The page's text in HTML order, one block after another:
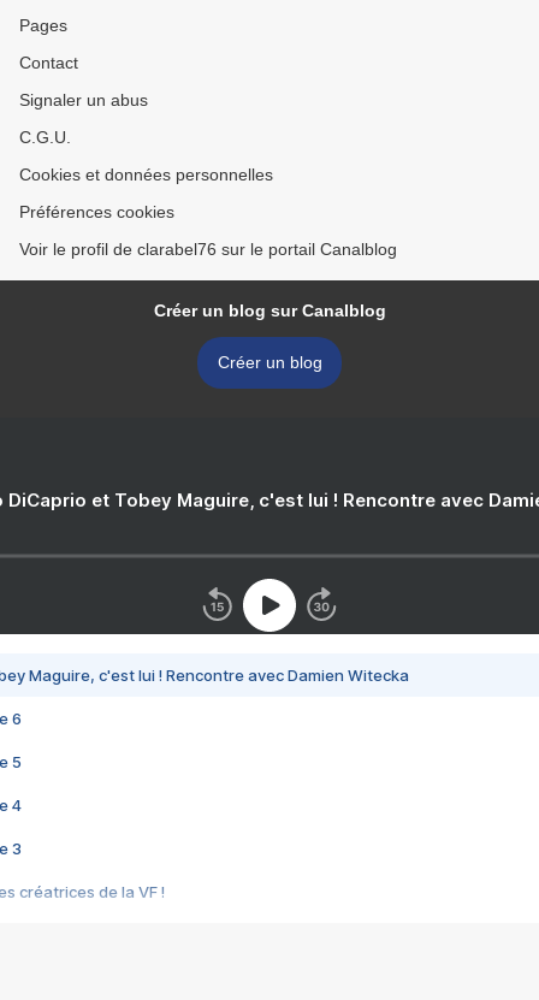
Pages
Contact
Signaler un abus
C.G.U.
Cookies et données personnelles
Préférences cookies
Voir le profil de clarabel76 sur le portail Canalblog
Créer un blog sur Canalblog
Créer un blog
DiCaprio et Tobey Maguire, c'est lui ! Rencontre avec
Maguire, c'est lui ! Rencontre avec Damien Witecka
6
5
4
3
créatrices de la VF !